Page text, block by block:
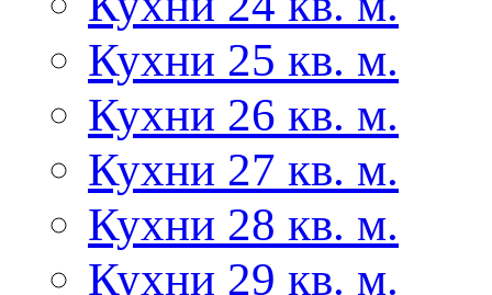
Кухни 25 кв. м.
Кухни 26 кв. м.
Кухни 27 кв. м.
Кухни 28 кв. м.
Кухни 29 кв. м.